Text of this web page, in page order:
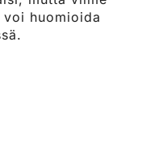
huomioida